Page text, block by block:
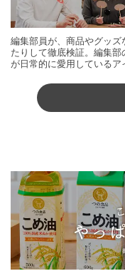
編集部員が、商品やグッ
たりして徹底検証。編集
が日常的に愛用しているア